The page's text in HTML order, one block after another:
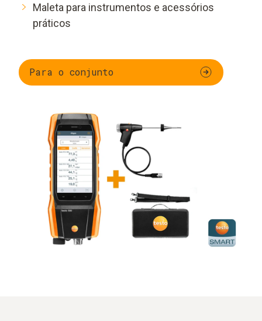
Maleta para instrumentos e acessórios
práticos
Para o conjunto